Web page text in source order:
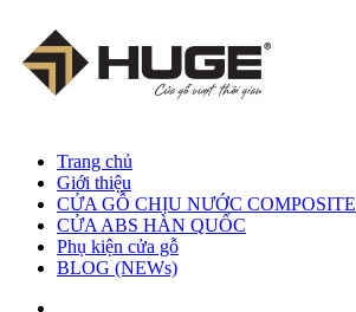
Trang chủ
Giới thiệu
CỬA GỖ CHỊU NƯỚC COMPOSITE
CỬA ABS HÀN QUỐC
Phụ kiện cửa gỗ
BLOG (NEWs)